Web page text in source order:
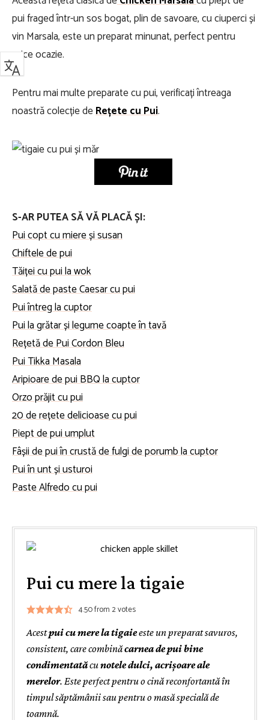
pui fraged într-un sos bogat, plin de savoare, cu ciuperci și
vin Marsala, este un preparat minunat, perfect pentru
orice ocazie.
Pentru mai multe preparate cu pui, verificați întreaga
noastră colecție deRețete cu Pui.
S-AR PUTEA SĂ VĂ PLACĂ ȘI:
Pui copt cu miere și susan
Chiftele de pui
Tăiței cu pui la wok
Salată de paste Caesar cu pui
Pui întreg la cuptor
Pui la grătar și legume coapte în tavă
Rețetă de Pui Cordon Bleu
Pui Tikka Masala
Aripioare de pui BBQ la cuptor
Orzo prăjit cu pui
20 de rețete delicioase cu pui
Piept de pui umplut
Fâșii de pui în crustă de fulgi de porumb la cuptor
Pui în unt și usturoi
Paste Alfredo cu pui
Pui cu mere la tigaie
4.50from 2votes
Acestpui cu mere la tigaieeste un preparat savuros,
consistent, care combinăcarnea de pui bine
condimentatăcunotele dulci, acrișoare ale
merelor. Este perfect pentru o cină reconfortantă în
timpul săptămânii sau pentru o masă specială de
toamnă.